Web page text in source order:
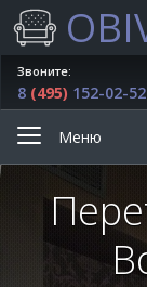
Звоните:
8 (495) 152-02-52
Меню